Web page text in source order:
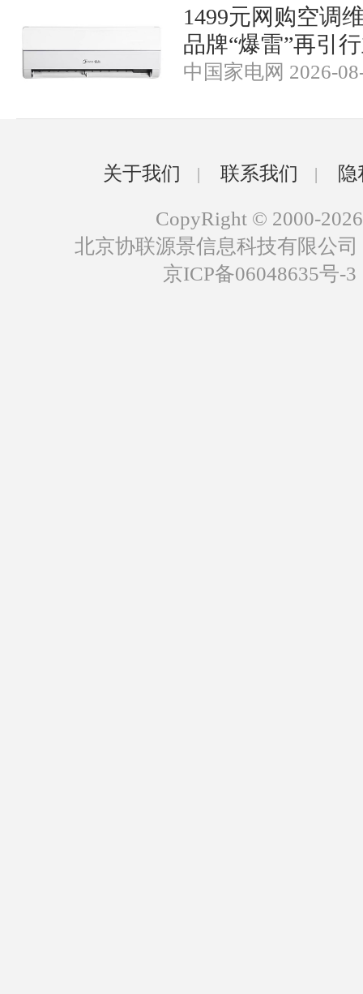
1499元网购空调
品牌“爆雷”再引
中国家电网 2026-
关于我们 | 联系我们 |
CopyRight © 2000-2026
北京协联源景信息科技有限公
京ICP备06048635号-3